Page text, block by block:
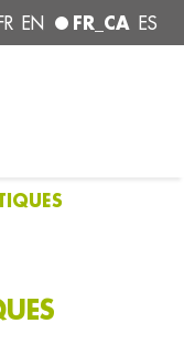
EN FR_CA ES